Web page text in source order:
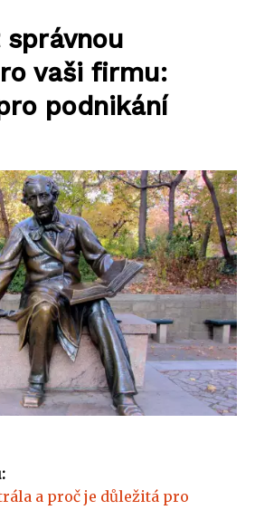
vaši firmu:
podnikání
a proč je důležitá pro